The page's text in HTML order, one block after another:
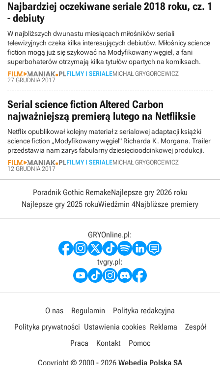
Najbardziej oczekiwane seriale 2018 roku, cz. 1
- debiuty
W najbliższych dwunastu miesiącach miłośników seriali
telewizyjnych czeka kilka interesujących debiutów. Miłośnicy science
fiction mogą już się szykować na Modyfikowany węgiel, a fani
superbohaterów otrzymają kilka tytułów opartych na komiksach.
FILMY I SERIALEMICHAŁ GRYGORCEWICZ
27 GRUDNIA 2017
Serial science fiction Altered Carbon
najważniejszą premierą lutego na Netfliksie
Netflix opublikował kolejny materiał z serialowej adaptacji książki
science fiction „Modyfikowany węgiel" Richarda K. Morgana. Trailer
przedstawia nam zarys fabularny dziesięcioodcinkowej produkcji.
FILMY I SERIALEMICHAŁ GRYGORCEWICZ
12 GRUDNIA 2017
Poradnik Gothic RemakeNajlepsze gry 2026 roku
Najlepsze gry 2025 rokuWiedźmin 4Najbliższe premiery
GRYOnline.pl:
tvgry.pl:
O nas Regulamin
Polityka redakcyjna
Polityka prywatności Ustawienia cookies Reklama
Zespół
Praca
Kontakt Pomoc
Copyright © 2000 - 2026 Webedia Polska SA